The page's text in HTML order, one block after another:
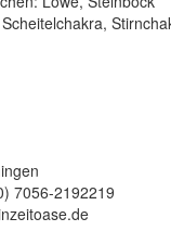
7056-2192219